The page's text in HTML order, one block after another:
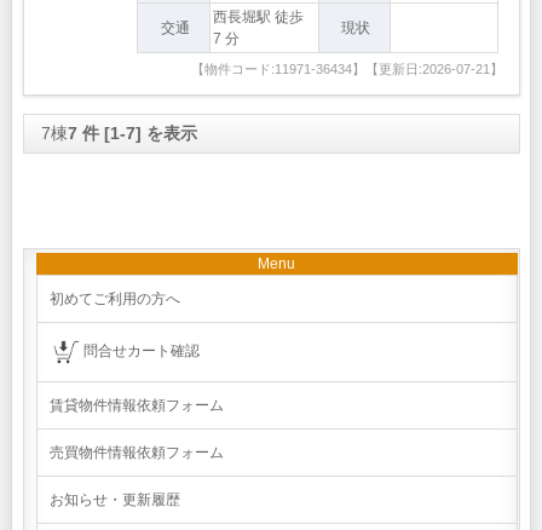
交通
西長堀駅 徒歩
7 分
現状
【物件コード:11971-36434】【更新日:2026-07-21】
7棟7 件 [1-7] を表示
Menu
初めてご利用の方へ
問合せカート確認
賃貸物件情報依頼フォーム
売買物件情報依頼フォーム
お知らせ・更新履歴